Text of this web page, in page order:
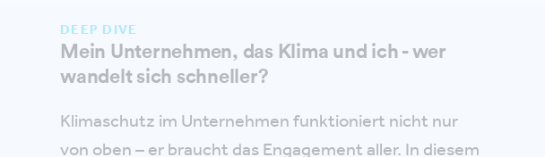
DEEP DIVE
Mein Unternehmen, das Klima und ich - wer
wandelt sich schneller?
Klimaschutz im Unternehmen funktioniert nicht nur
von oben – er braucht das Engagement aller. In diesem